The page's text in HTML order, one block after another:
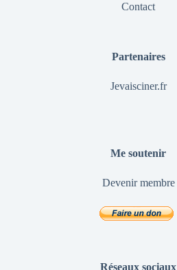
Contact
Partenaires
Jevaisciner.fr
Me soutenir
Devenir membre
Réseaux sociaux